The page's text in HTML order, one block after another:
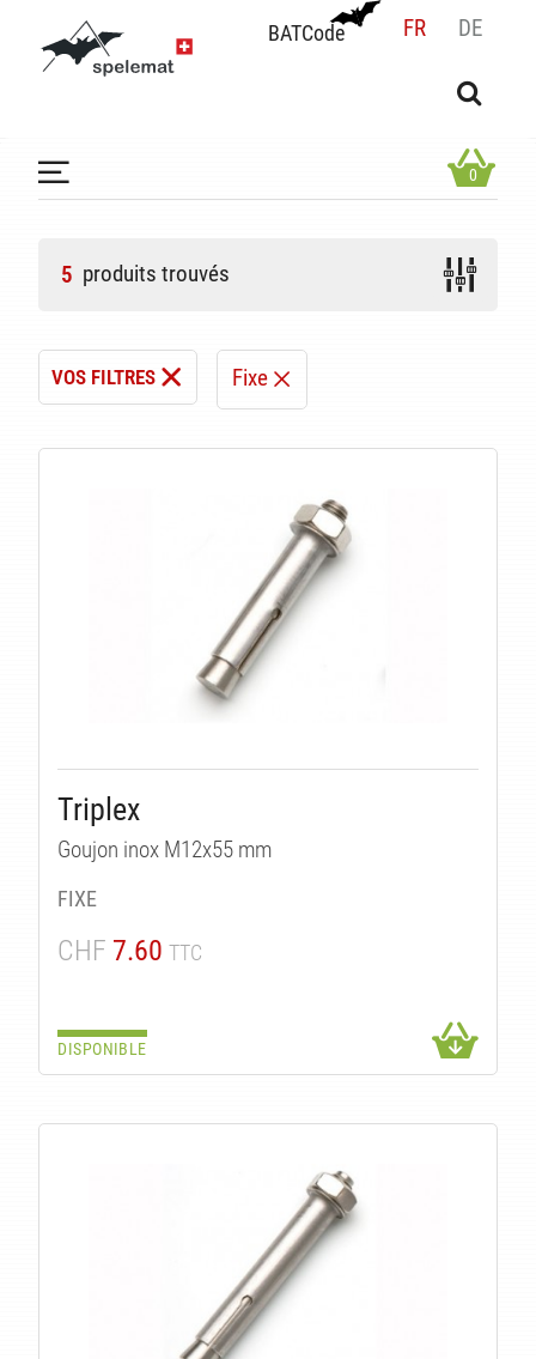
BATCode FR DE
BATCode
OK
0
5 produits trouvés
VOS FILTRES Fixe
Triplex
Goujon inox M12x55 mm
FIXE
CHF 7.60 TTC
DISPONIBLE